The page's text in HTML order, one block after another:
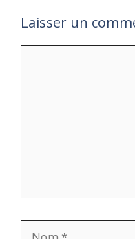
Laisser un